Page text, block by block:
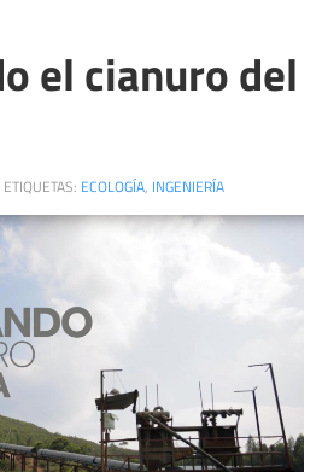
el cianuro del
ETIQUETAS: ECOLOGÍA, INGENIERÍA